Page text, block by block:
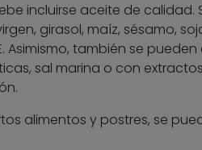
incluirse aceite de calidad.
girasol, maíz, sésamo,
Asimismo, también se
sal marina o con
alimentos y postres, se